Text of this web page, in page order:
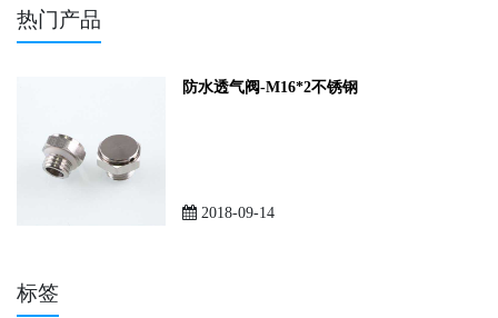
热门产品
防水透气阀-M16*2不锈钢
2018-09-14
标签